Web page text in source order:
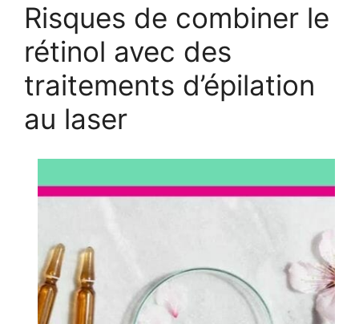
Risques de combiner le
rétinol avec des
traitements d’épilation
au laser